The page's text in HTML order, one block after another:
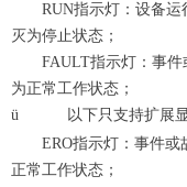
RUN指示灯：设备运
灭为停止状态；
FAULT指示灯：事
为正常工作状态；
ü
以下只支持扩展
ERO指示灯：事件
正常工作状态；